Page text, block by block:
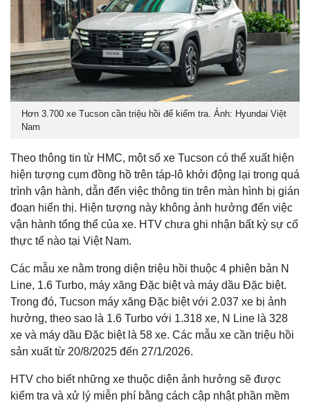
Hơn 3.700 xe Tucson cần triệu hồi để kiểm tra. Ảnh: Hyundai Việt
Nam
Theo thông tin từ HMC, một số xe Tucson có thể xuất hiện
hiện tượng cụm đồng hồ trên táp-lô khởi động lại trong quá
trình vận hành, dẫn đến việc thông tin trên màn hình bị gián
đoạn hiển thị. Hiện tượng này không ảnh hưởng đến việc
vận hành tổng thể của xe. HTV chưa ghi nhận bất kỳ sự cố
thực tế nào tại Việt Nam.
Các mẫu xe nằm trong diện triệu hồi thuộc 4 phiên bản N
Line, 1.6 Turbo, máy xăng Đặc biệt và máy dầu Đặc biệt.
Trong đó, Tucson máy xăng Đặc biệt với 2.037 xe bị ảnh
hưởng, theo sao là 1.6 Turbo với 1.318 xe, N Line là 328
xe và máy dầu Đặc biệt là 58 xe. Các mẫu xe cần triệu hồi
sản xuất từ 20/8/2025 đến 27/1/2026.
HTV cho biết những xe thuộc diện ảnh hưởng sẽ được
kiểm tra và xử lý miễn phí bằng cách cập nhật phần mềm